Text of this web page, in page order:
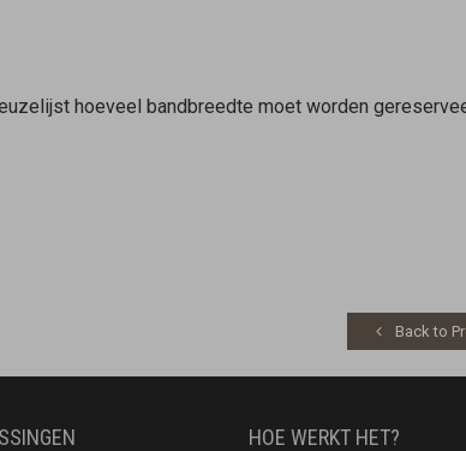
hoeveel bandbreedte moet worden
Back to
HOE WERKT HET?